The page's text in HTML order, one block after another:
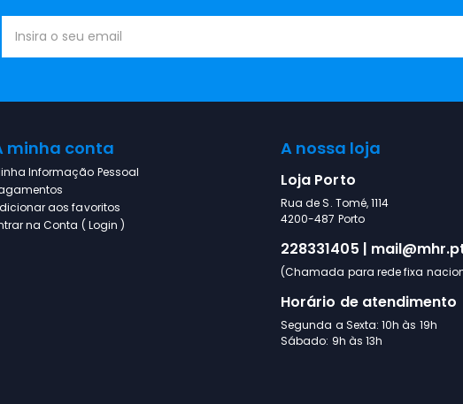
minha conta
Informação Pessoal
aos favoritos
na Conta ( Login )
A nossa loja
Loja Porto
Rua de S. Tomé, 1114
4200-487 Porto
228331405 |
(Chamada para rede fixa
Horário de atendimento
Segunda a Sexta: 10h às 19h
Sábado: 9h às 13h